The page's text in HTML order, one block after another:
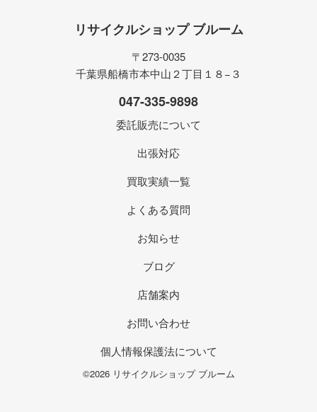
リサイクルショップ ブルーム
〒273-0035
千葉県船橋市本中山２丁目１８−３
047-335-9898
委託販売について
出張対応
買取実績一覧
よくある質問
お知らせ
ブログ
店舗案内
お問い合わせ
個人情報保護法について
©2026 リサイクルショップ ブルーム